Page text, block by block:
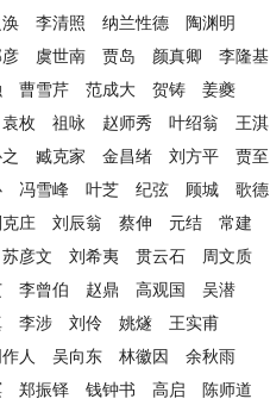
李清照 纳兰性德
陶渊明
虞世南 贾岛 颜真卿
李隆基
曹雪芹 范成大 贺铸
姜夔
袁枚 祖咏 赵师秀 叶绍翁
王淇
臧克家 金昌绪 刘方平
贾至
冯雪峰 叶芝 纪弦 顾城
歌德
庄 刘辰翁 蔡伸 元结
常建
苏彦文 刘希夷 贯云石
周文质
李曾伯 赵鼎 高观国
吴潜
李涉 刘伶 姚燧
王实甫
人 吴向东 林徽因
余秋雨
郑振铎 钱钟书 高启 陈师道